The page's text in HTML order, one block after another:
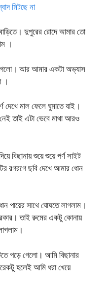
মিটছে না
দুপুরের রোদে আমার তো
।
লাগলো। আর আমার একটা অভ্যাস
।
দেখে মাল ফেলে ঘুমাতে যাই।
তাই এটা ভেবে মাথা আরও
বিছানায় শুয়ে শুয়ে পর্ণ সাইট
রগরগে ছবি দেখে আমার ধোন
পায়ের সাথে ঘোষতে লাগলাম।
তাই রুমের একটু কোনায়
পড়ে গেলো। আমি বিছানার
হলেই আমি ধরা খেয়ে